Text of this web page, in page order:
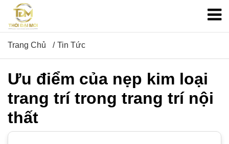
Trang Chủ Tin Tức
Ưu điểm của nẹp kim loại
trang trí trong trang trí nội
thất